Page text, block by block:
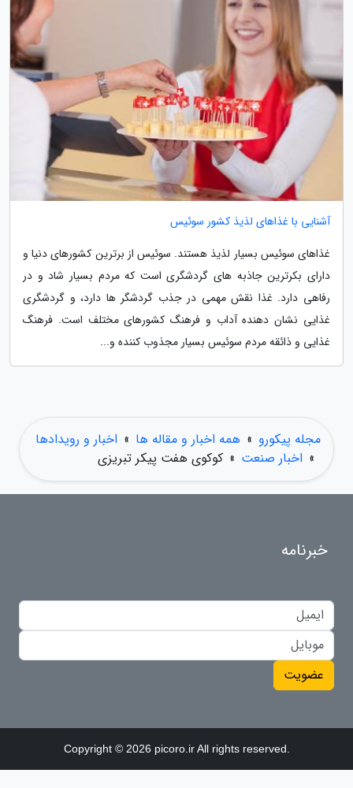
آشنایی با غذاهای لذیذ کشور سوئیس
غذاهای سوئیس بسیار لذیذ هستند. سوئیس از برترین کشورهای دنیا و
دارای بکرترین جاذبه های گردشگری است که مردم بسیار شاد و در
رفاهی دارد. غذا نقش مهمی در جذب گردشگر ها دارد، و گردشگری
غذایی نشان دهنده آداب و فرهنگ کشورهای مختلف است. فرهنگ
غذایی و ذائقه مردم سوئیس بسیار مجذوب کننده و...
مجله پیکورو » همه اخبار و مقاله ها » اخبار و رویدادها
» اخبار صنعت » کوکوی هفت پیکر تبریزی
خبرنامه
عضویت
Copyright © 2026 picoro.ir All rights reserved.